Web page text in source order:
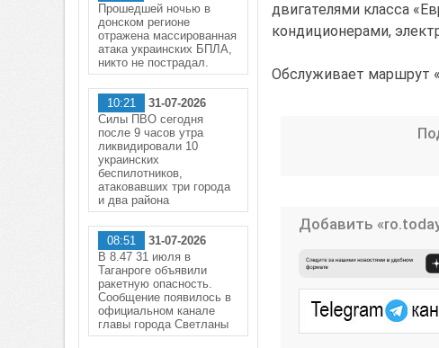
двигателями класса
кондиционерами,
Обслуживает маршрут
Добавить
Прошедшей ночью в
донском регионе
отражена массированная
атака украинских БПЛА,
никто не пострадал.
10:21
31-07-2026
Силы ПВО сегодня
после 9 часов утра
ликвидировали 10
украинских
беспилотников,
атаковавших три города
и два района
08:51
31-07-2026
В 8.47 31 июля в
Таганроге объявили
ракетную опасность.
Сообщение появилось в
официальном канале
главы города Светланы